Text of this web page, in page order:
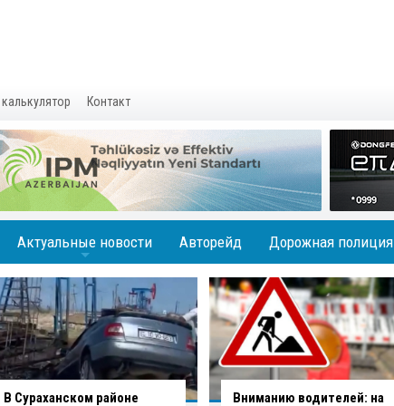
Контакт
Актуальные новости Авторейд Дорожная полиция
Вниманию водителей: на
В Баку водитель совершил